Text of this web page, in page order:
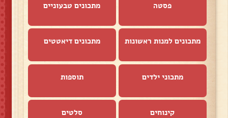
פסטה מתכונים טבעוניים
מתכונים למנות ראשונות מתכונים דיאטטים
מתכוני ילדים תוספות
קינוחים סלטים